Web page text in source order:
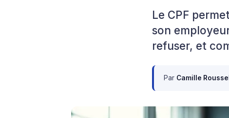
Le CPF
son
refuser, et
Par Camille Roussel